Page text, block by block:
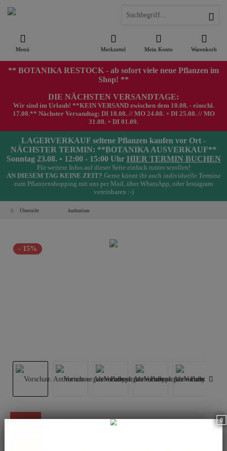
Menü Warenkorb
Merkzettel Mein Konto
** BOTANIKA RESTOCK - ab sofort viele neue Pflanzen im
Shop! **
DIE NÄCHSTEN VERSANDTAGE:
Wir sind im Urlaub! **KEIN VERSAND zwischen dem 10.08. - einschl.
17.08.** Nächster Versandtag: DI 18.08. // MO 24.08. + DI 25.08. // MO
31.08. + DI 01.09.
LAGERVERKAUF seltene Pflanzen kaufen vor Ort -
NÄCHSTER TERMIN: **BOTANIKA AUSVERKAUF**
Sonntag 23.08. • 12:00 - 15:00 Uhr HIER TERMIN BUCHEN
Für weitere Infos auf dieser Seite einfach runter scrollen!
AN DIESEM TAG KEINE ZEIT? Gerne könnt ihr auch individuelle Termine
zum Pflanzenshopping mit uns per Mail, über WhatsApp, oder Instagram
vereinbaren :-)
Übersicht Anthurium
- 15%
Dieser Artikel steht derzeit nicht zur Verfügung!